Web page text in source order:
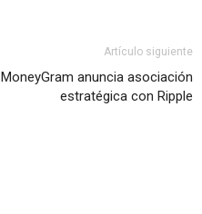
Artículo siguiente
MoneyGram anuncia asociación
estratégica con Ripple